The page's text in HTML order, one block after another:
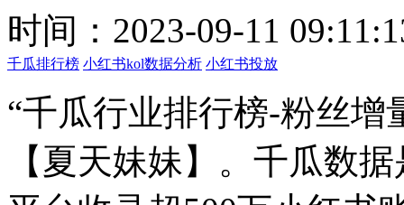
时间：2023-09-11
千瓜排行榜 小红书kol数据分析 小红书投放
“千瓜行业排行榜-粉丝增
【夏天妹妹】。千瓜数